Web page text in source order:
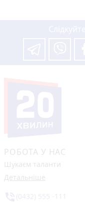
РОБОТА У НАС
Шукаєм таланти
Детальніше